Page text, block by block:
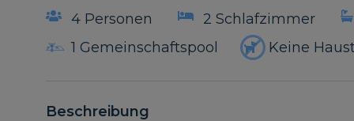
4 Personen 2 Schlafzimmer
1 Gemeinschaftspool Keine
Beschreibung